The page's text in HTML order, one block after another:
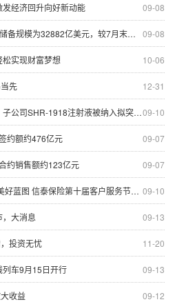
09-08
经济回升向好新动能
09-08
为32882亿美元，较7月末上升318亿美元
10-06
实现财富梦想
12-31
先
09-10
1918注射液被纳入拟突破性治疗品种公示名单
09-07
约额约476亿元
09-07
约销售额约123亿元
09-10
保险第十届客户服务节杭州站活动圆满举行
09-13
大消息
11-20
投资无忧
09-13
列车9月15日开行
09-12
收益